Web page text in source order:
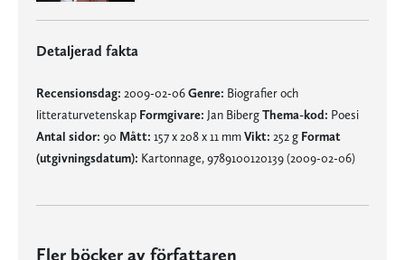
Detaljerad fakta
Recensionsdag: 2009-02-06Genre: Biografier och
litteraturvetenskap Formgivare: Jan BibergThema-kod: Poesi
Antal sidor: 90 Mått: 157 x 208 x 11 mmVikt: 252 g Format
(utgivningsdatum): Kartonnage, 9789100120139 (2009-02-06)
Fler böcker av författaren